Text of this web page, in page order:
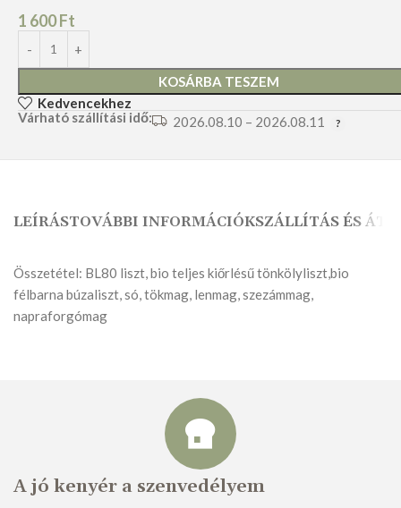
1 600Ft
KOSÁRBA TESZEM
Kedvencekhez
Várható szállítási idő:
2026.08.10 – 2026.08.11
LEÍRÁSTOVÁBBI INFORMÁCIÓKSZÁLLÍTÁS ÉS
Összetétel: BL80 liszt, bio teljes kiőrlésű tönkölyliszt,bio
félbarna búzaliszt, só, tökmag, lenmag, szezámmag,
napraforgómag
A jó kenyér a szenvedélyem